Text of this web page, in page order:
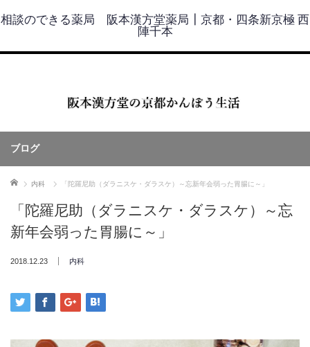
相談のできる薬局 阪本漢方堂薬局┃京都・四条新京極 西
陣千本
ブログ
ホーム 内科 「陀羅尼助（ダラニスケ・ダラスケ）～忘新年会弱った胃腸に～」
「陀羅尼助（ダラニスケ・ダラスケ）～忘
新年会弱った胃腸に～」
2018.12.23 内科